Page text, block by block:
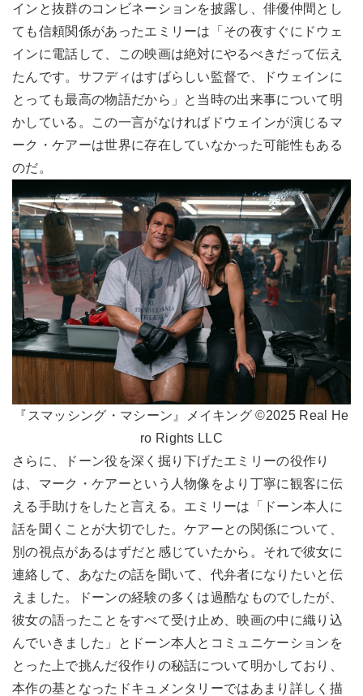
インと抜群のコンビネーションを披露し、俳優仲間とし
ても信頼関係があったエミリーは「その夜すぐにドウェ
インに電話して、この映画は絶対にやるべきだって伝え
たんです。サフディはすばらしい監督で、ドウェインに
とっても最高の物語だから」と当時の出来事について明
かしている。この一言がなければドウェインが演じるマ
ーク・ケアーは世界に存在していなかった可能性もある
のだ。
『スマッシング・マシーン』メイキング ©2025 Real He
ro Rights LLC
さらに、ドーン役を深く掘り下げたエミリーの役作り
は、マーク・ケアーという人物像をより丁寧に観客に伝
える手助けをしたと言える。エミリーは「ドーン本人に
話を聞くことが大切でした。ケアーとの関係について、
別の視点があるはずだと感じていたから。それで彼女に
連絡して、あなたの話を聞いて、代弁者になりたいと伝
えました。ドーンの経験の多くは過酷なものでしたが、
彼女の語ったことをすべて受け止め、映画の中に織り込
んでいきました」とドーン本人とコミュニケーションを
とった上で挑んだ役作りの秘話について明かしており、
本作の基となったドキュメンタリーではあまり詳しく描